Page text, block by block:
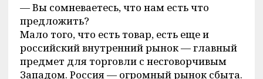
— Вы сомневаетесь, что нам есть что
предложить?
Мало того, что есть товар, есть еще и
российский внутренний рынок — главный
предмет для торговли с несговорчивым
Западом. Россия — огромный рынок сбыта.